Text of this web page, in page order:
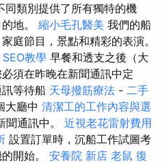
同類別提供了所有獨特的機
地。 縮小毛孔醫美 我們的船
庭節目，景點和精彩的表演。
教學 早餐和透支之後（大
須在昨晚在新聞通訊中定
等待船 天母撥筋療法 - 二手
大廳中 清潔工的工作內容與選
聞通訊中。 近視老花雷射費用
設置訂單時，沉船工作試圖考
開始。 安養院 新店 老鼠 復